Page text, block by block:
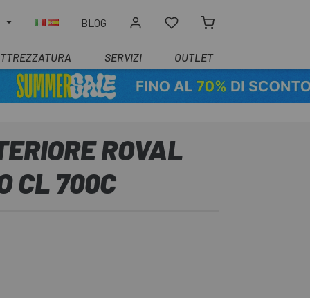
BLOG
SERVIZI OUTLET
ROVAL
CL 700C